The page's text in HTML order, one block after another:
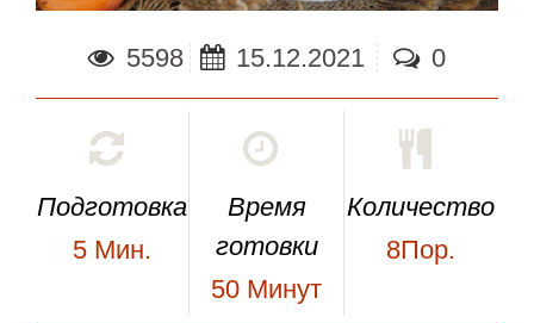
5598 15.12.2021 0
Подготовка
5 Мин.
Время
готовки
50 Минут
Количество
8Пор.